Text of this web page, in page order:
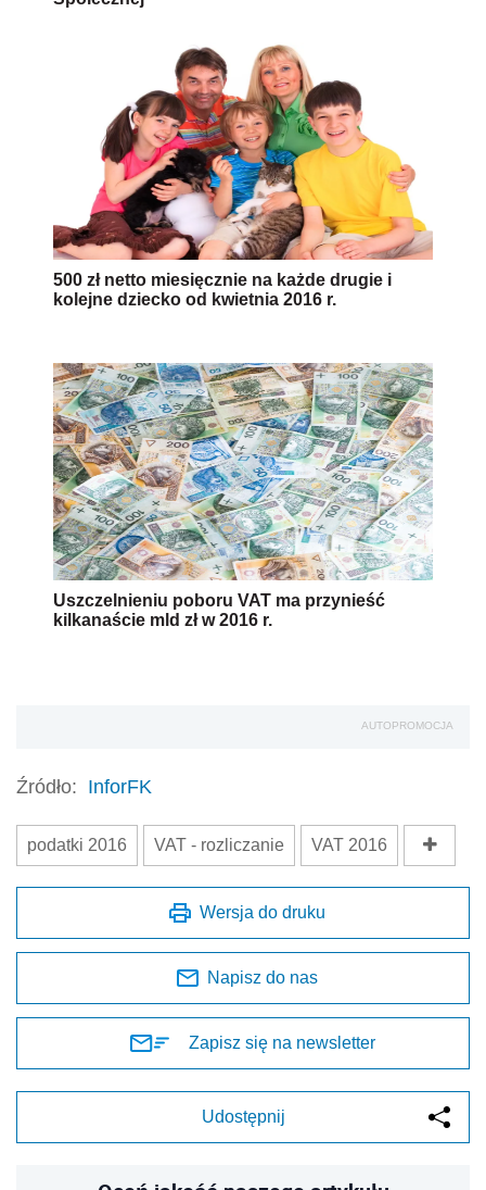
500 zł netto miesięcznie na każde drugie i
kolejne dziecko od kwietnia 2016 r.
Uszczelnieniu poboru VAT ma przynieść
kilkanaście mld zł w 2016 r.
AUTOPROMOCJA
Źródło: InforFK
podatki 2016 VAT - rozliczanie VAT 2016
Wersja do druku
Napisz do nas
Zapisz się na newsletter
Udostępnij